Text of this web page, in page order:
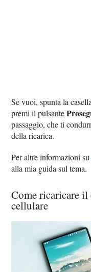
Se vuoi, spunta la
premi il pulsante
passaggio, che ti
della ricarica.
Per altre informazioni
alla mia guida sul tema.
Come ricaricare
cellulare